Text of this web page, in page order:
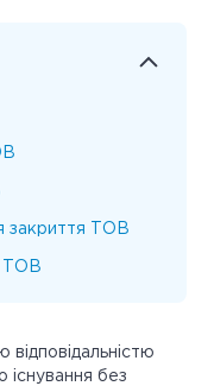
закриття ТОВ
ТОВ
відповідальністю
існування без